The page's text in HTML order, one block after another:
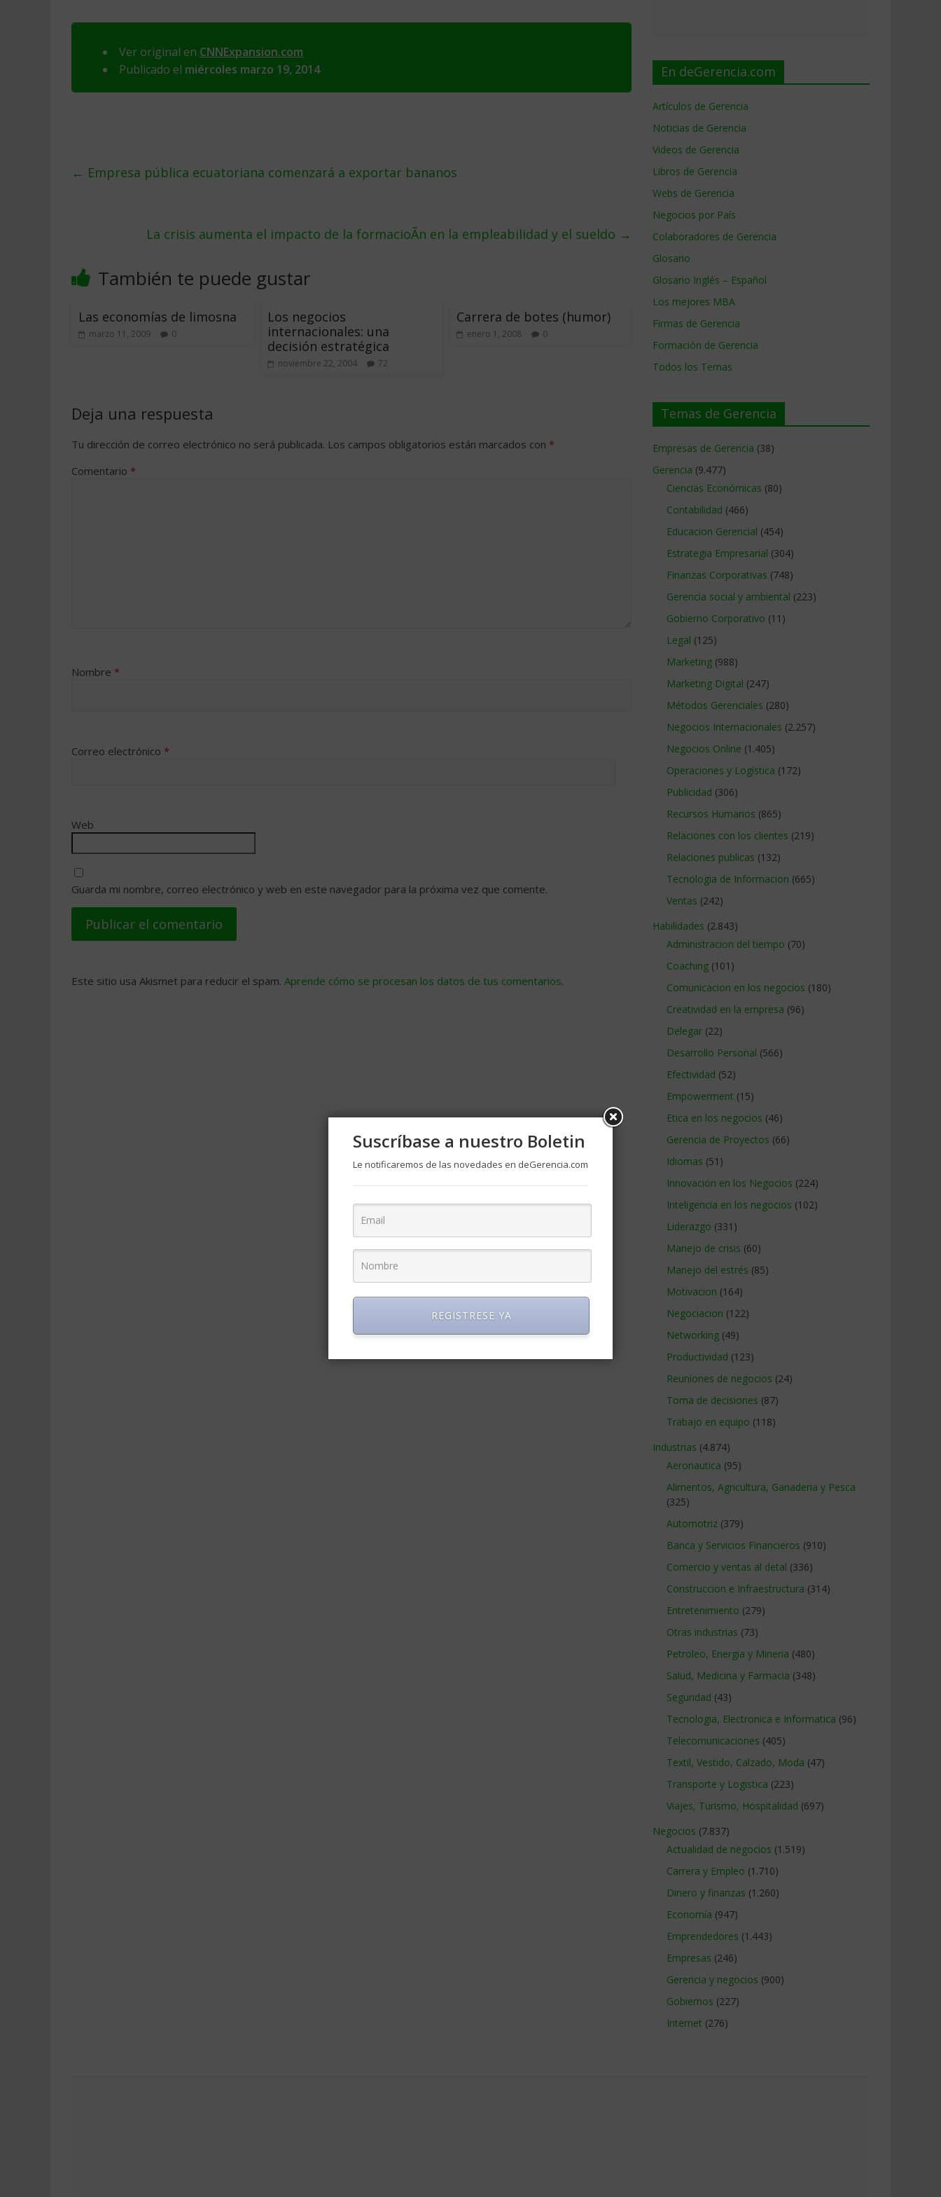
Ver original en CNNExpansion.com
Publicado el miércoles marzo 19, 2014
← Empresa pública ecuatoriana comenzará a exportar bananos
La crisis aumenta el impacto de la formacioÃn en la empleabilidad y el sueldo →
También te puede gustar
Las economías de limosna
marzo 11, 2009 0
Los negocios
internacionales: una
decisión estratégica
noviembre 22, 2004 72
Carrera de botes (humor)
enero 1, 2008 0
Deja una respuesta
Tu dirección de correo electrónico no será publicada. Los campos obligatorios están marcados con *
Comentario *
Nombre *
Correo electrónico *
Web
Guarda mi nombre, correo electrónico y web en este navegador para la próxima vez que comente.
Este sitio usa Akismet para reducir el spam. Aprende cómo se procesan los datos de tus comentarios.
En deGerencia.com
Artículos de Gerencia
Noticias de Gerencia
Videos de Gerencia
Libros de Gerencia
Webs de Gerencia
Negocios por País
Colaboradores de Gerencia
Glosario
Glosario Inglés – Español
Los mejores MBA
Firmas de Gerencia
Formación de Gerencia
Todos los Temas
Temas de Gerencia
Empresas de Gerencia (38)
Gerencia (9.477)
Ciencias Económicas (80)
Contabilidad (466)
Educacion Gerencial (454)
Estrategia Empresarial (304)
Finanzas Corporativas (748)
Gerencia social y ambiental (223)
Gobierno Corporativo (11)
Legal (125)
Marketing (988)
Marketing Digital (247)
Métodos Gerenciales (280)
Negocios Internacionales (2.257)
Negocios Online (1.405)
Operaciones y Logística (172)
Publicidad (306)
Recursos Humanos (865)
Relaciones con los clientes (219)
Relaciones publicas (132)
Tecnologia de Informacion (665)
Ventas (242)
Habilidades (2.843)
Administracion del tiempo (70)
Coaching (101)
Comunicacion en los negocios (180)
Creatividad en la empresa (96)
Delegar (22)
Desarrollo Personal (566)
Efectividad (52)
Empowerment (15)
Etica en los negocios (46)
Gerencia de Proyectos (66)
Idiomas (51)
Innovacion en los Negocios (224)
Inteligencia en los negocios (102)
Liderazgo (331)
Manejo de crisis (60)
Manejo del estrés (85)
Motivacion (164)
Negociacion (122)
Networking (49)
Productividad (123)
Reuniones de negocios (24)
Toma de decisiones (87)
Trabajo en equipo (118)
Industrias (4.874)
Aeronautica (95)
Alimentos, Agricultura, Ganaderia y Pesca
(325)
Automotriz (379)
Banca y Servicios Financieros (910)
Comercio y ventas al detal (336)
Construccion e Infraestructura (314)
Entretenimiento (279)
Otras industrias (73)
Petroleo, Energia y Mineria (480)
Salud, Medicina y Farmacia (348)
Seguridad (43)
Tecnologia, Electronica e Informatica (96)
Telecomunicaciones (405)
Textil, Vestido, Calzado, Moda (47)
Transporte y Logistica (223)
Viajes, Turismo, Hospitalidad (697)
Negocios (7.837)
Actualidad de negocios (1.519)
Carrera y Empleo (1.710)
Dinero y finanzas (1.260)
Economía (947)
Emprendedores (1.443)
Empresas (246)
Gerencia y negocios (900)
Gobiernos (227)
Internet (276)
Suscríbase a nuestro Boletin
Le notificaremos de las novedades en deGerencia.com
REGISTRESE YA